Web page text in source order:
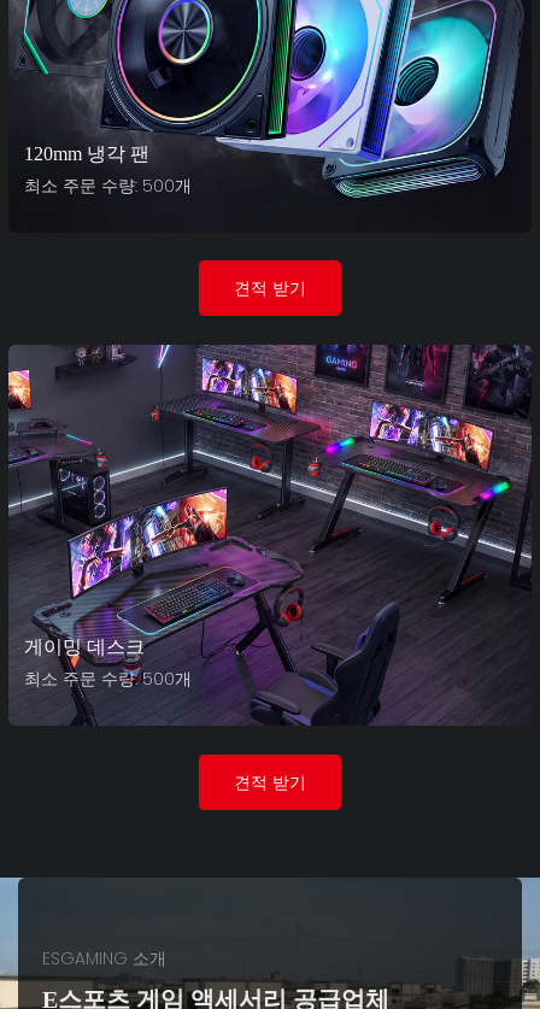
120mm 냉각 팬
최소 주문 수량: 500개
견적 받기
게이밍 데스크
최소 주문 수량: 500개
견적 받기
ESGAMING 소개
E스포츠 게임 액세서리 공급업체